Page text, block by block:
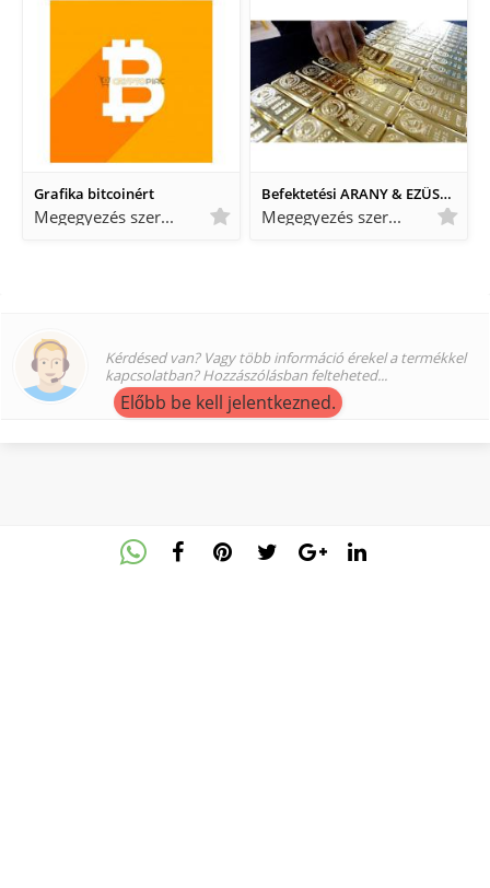
Grafika bitcoinért
Megegyezés szerint Megegyezés szerint
Befektetési ARANY & EZÜST eladó!
Megegyezés szerint Megegyezés szerint
Kérdésed van? Vagy több információ érekel a termékkel
kapcsolatban? Hozzászólásban felteheted...
Előbb be kell jelentkezned.